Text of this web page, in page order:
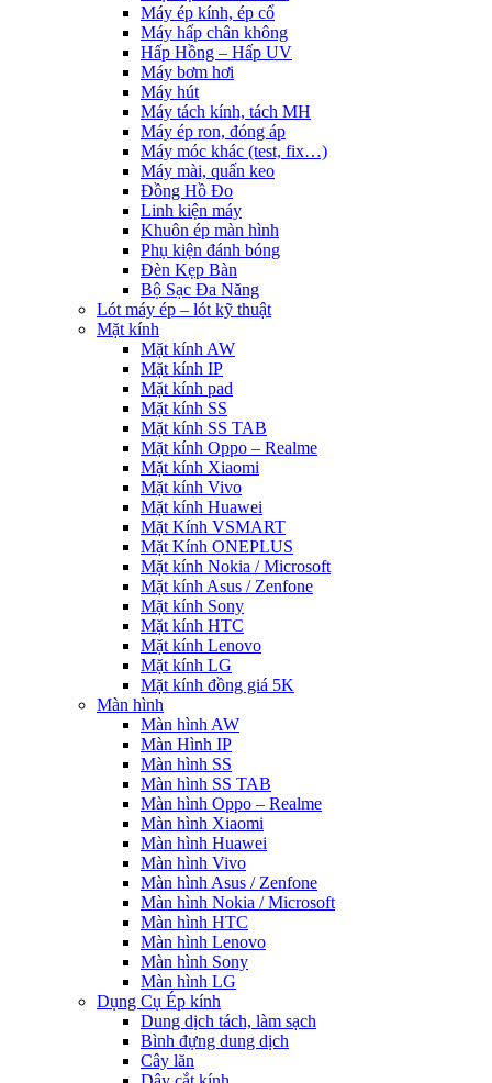
Máy ép kính, ép cổ
Máy hấp chân không
Hấp Hồng – Hấp UV
Máy bơm hơi
Máy hút
Máy tách kính, tách MH
Máy ép ron, đóng áp
Máy móc khác (test, fix…)
Máy mài, quấn keo
Đồng Hồ Đo
Linh kiện máy
Khuôn ép màn hình
Phụ kiện đánh bóng
Đèn Kẹp Bàn
Bộ Sạc Đa Năng
Lót máy ép – lót kỹ thuật
Mặt kính
Mặt kính AW
Mặt kính IP
Mặt kính pad
Mặt kính SS
Mặt kính SS TAB
Mặt kính Oppo – Realme
Mặt kính Xiaomi
Mặt kính Vivo
Mặt kính Huawei
Mặt Kính VSMART
Mặt Kính ONEPLUS
Mặt kính Nokia / Microsoft
Mặt kính Asus / Zenfone
Mặt kính Sony
Mặt kính HTC
Mặt kính Lenovo
Mặt kính LG
Mặt kính đồng giá 5K
Màn hình
Màn hình AW
Màn Hình IP
Màn hình SS
Màn hình SS TAB
Màn hình Oppo – Realme
Màn hình Xiaomi
Màn hình Huawei
Màn hình Vivo
Màn hình Asus / Zenfone
Màn hình Nokia / Microsoft
Màn hình HTC
Màn hình Lenovo
Màn hình Sony
Màn hình LG
Dụng Cụ Ép kính
Dung dịch tách, làm sạch
Bình đựng dung dịch
Cây lăn